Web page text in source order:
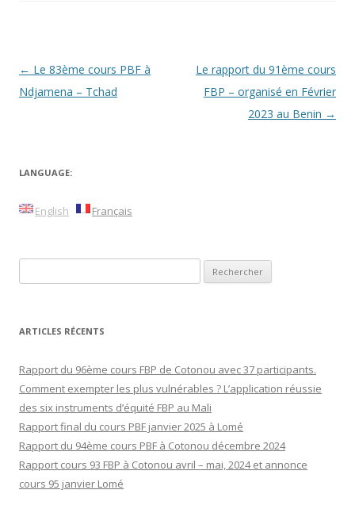
Navigation
des
← Le 83ème cours PBF à
Ndjamena – Tchad
Le rapport du 91ème cours
FBP – organisé en Février
2023 au Benin →
LANGUAGE:
English Français
ARTICLES RÉCENTS
Rapport du 96ème cours FBP de Cotonou avec 37 participants.
Comment exempter les plus vulnérables ? L’application réussie
des six instruments d’équité FBP au Mali
Rapport final du cours PBF janvier 2025 à Lomé
Rapport du 94ème cours PBF à Cotonou décembre 2024
Rapport cours 93 FBP à Cotonou avril – mai, 2024 et annonce
cours 95 janvier Lomé